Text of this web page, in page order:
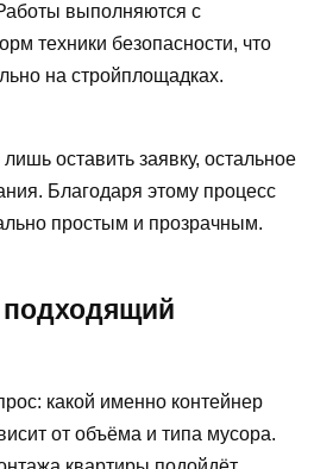
выполняются с
техники безопасности, что
на стройплощадках.
оставить заявку, остальное
Благодаря этому процесс
простым и прозрачным.
какой именно контейнер
от объёма и типа мусора.